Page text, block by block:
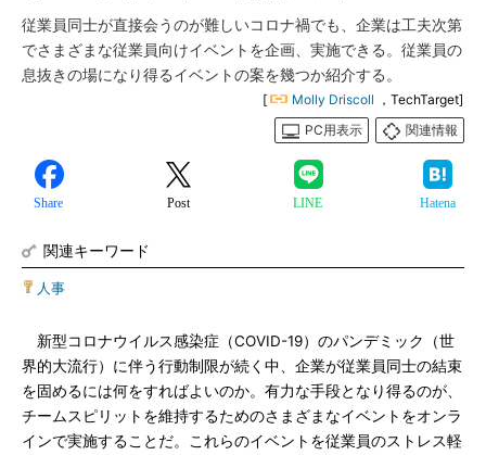
従業員同士が直接会うのが難しいコロナ禍でも、企業は工夫次第
でさまざまな従業員向けイベントを企画、実施できる。従業員の
息抜きの場になり得るイベントの案を幾つか紹介する。
[ Molly Driscoll ，TechTarget]
PC用表示
関連情報
Share Post LINE Hatena
関連キーワード
人事
新型コロナウイルス感染症（COVID-19）のパンデミック（世
界的大流行）に伴う行動制限が続く中、企業が従業員同士の結束
を固めるには何をすればよいのか。有力な手段となり得るのが、
チームスピリットを維持するためのさまざまなイベントをオンラ
インで実施することだ。これらのイベントを従業員のストレス軽